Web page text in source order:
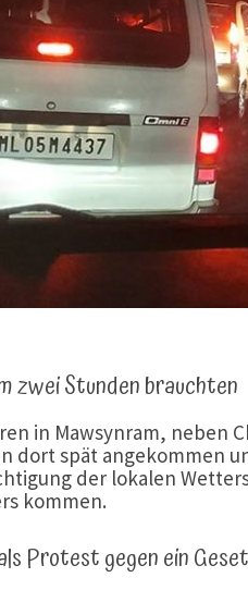
zwei Stunden brauchten
in Mawsynram, neben
dort spät angekommen
der lokalen
kommen.
Protest gegen ein